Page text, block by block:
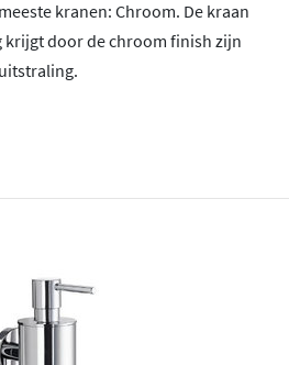
kranen: Chroom. De kraan
krijgt door de chroom finish zijn